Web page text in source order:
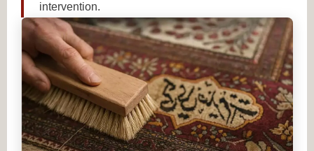
intervention.